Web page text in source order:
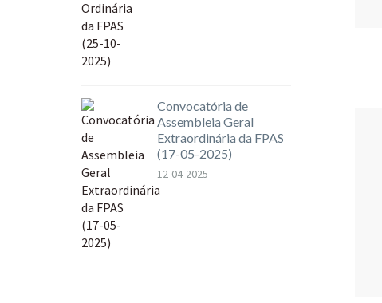
Convocatória de
Assembleia Geral
Extraordinária da FPAS
(17-05-2025)
12-04-2025